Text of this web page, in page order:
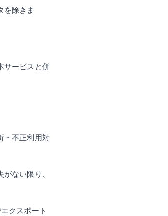
を除きま
サービスと併
・不正利用対
ない限り、
クスポート